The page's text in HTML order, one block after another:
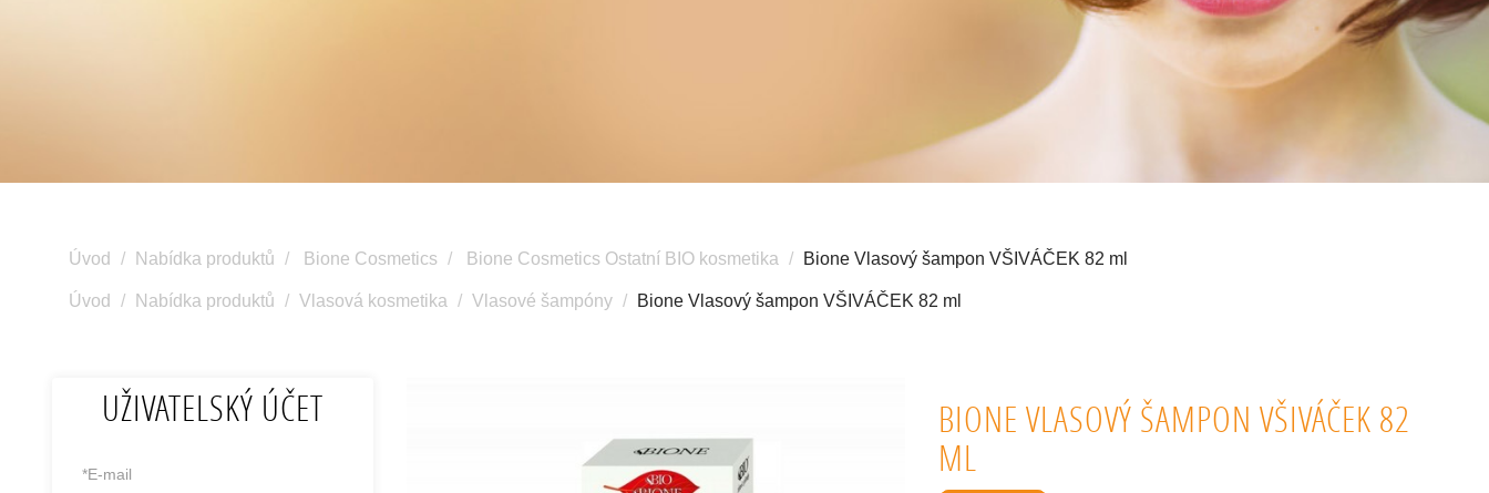
Úvod Nabídka produktů Bione Cosmetics Bione Cosmetics Ostatní BIO kosmetika Bione Vlasový šampon VŠIVÁČEK 82 ml
Úvod Nabídka produktů Vlasová kosmetika Vlasové šampóny Bione Vlasový šampon VŠIVÁČEK 82 ml
UŽIVATELSKÝ ÚČET
BIONE VLASOVÝ ŠAMPON VŠIVÁČEK 82
ML